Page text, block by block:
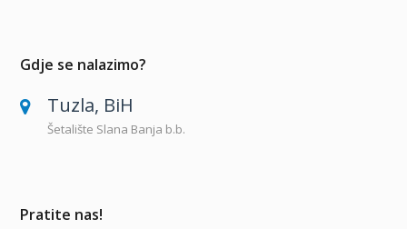
Gdje se nalazimo?
Tuzla, BiH
Šetalište Slana Banja b.b.
Pratite nas!